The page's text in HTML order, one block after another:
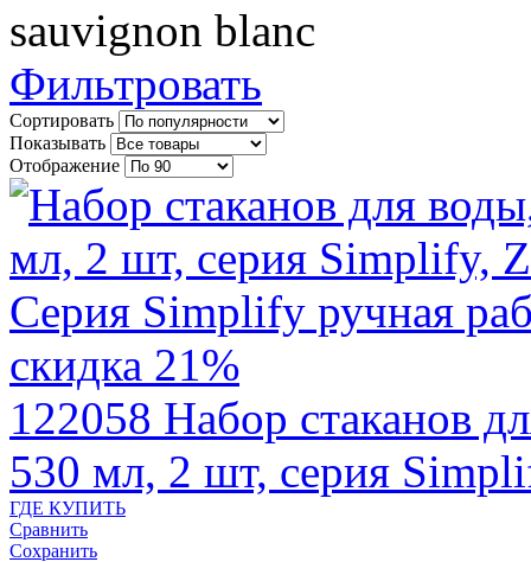
sauvignon blanc
Фильтровать
Сортировать
Показывать
Отображение
скидка 21%
122058 Набор стаканов
530 мл, 2 шт, серия
ГДЕ КУПИТЬ
Сравнить
Сохранить